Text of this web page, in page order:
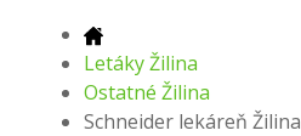
Letáky Žilina
Ostatné Žilina
Schneider lekáreň Žilina